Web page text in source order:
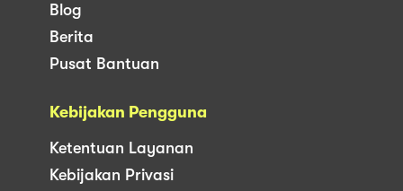
Blog
Berita
Pusat Bantuan
Kebijakan Pengguna
Ketentuan Layanan
Kebijakan Privasi